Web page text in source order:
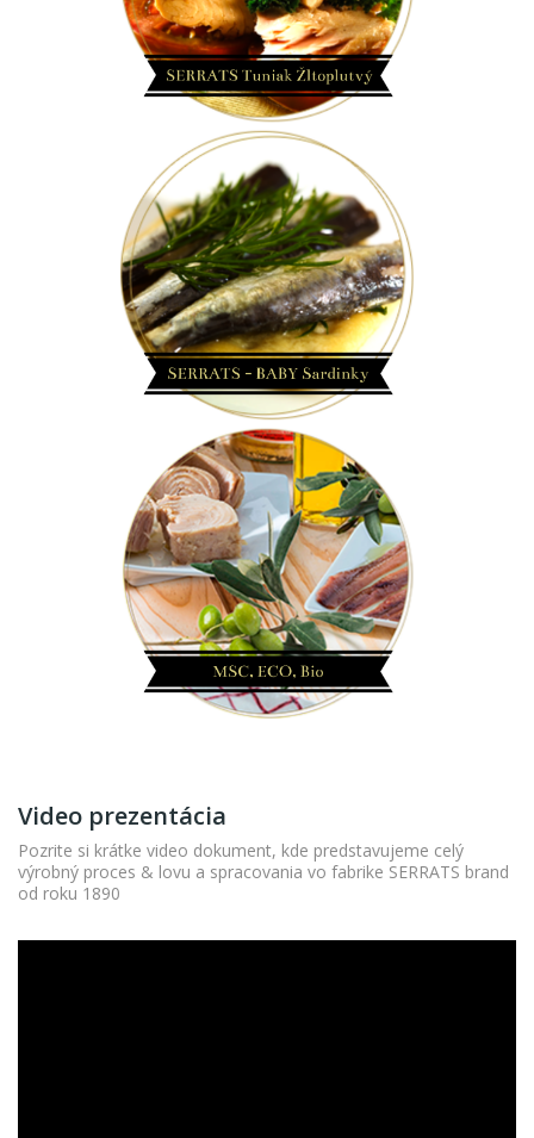
Video prezentácia
Pozrite si krátke video dokument, kde predstavujeme celý
výrobný proces & lovu a spracovania vo fabrike SERRATS brand
od roku 1890